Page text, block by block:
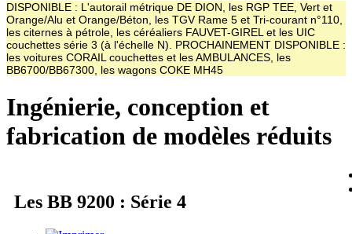
DISPONIBLE : L'autorail métrique DE DION, les RGP TEE, Vert et
Orange/Alu et Orange/Béton, les TGV Rame 5 et Tri-courant n°110,
les citernes à pétrole, les céréaliers FAUVET-GIREL et les UIC
couchettes série 3 (à l'échelle N). PROCHAINEMENT DISPONIBLE :
les voitures CORAIL couchettes et les AMBULANCES, les
BB6700/BB67300, les wagons COKE MH45
Ingénierie, conception et
fabrication de modèles réduits
Les BB 9200 : Série 4